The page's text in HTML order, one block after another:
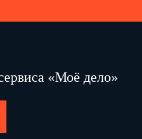
«Моё дело»